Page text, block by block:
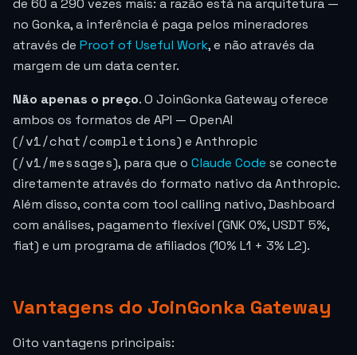
de 60 a 290 vezes mais: a razão está na arquitetura —
no Gonka, a inferência é paga pelos mineradores
através de Proof of Useful Work, e não através da
margem de um data center.
Não apenas o preço. O JoinGonka Gateway oferece
ambos os formatos de API — OpenAI
(/v1/chat/completions) e Anthropic
(/v1/messages), para que o Claude Code se conecte
diretamente através do formato nativo da Anthropic.
Além disso, conta com tool calling nativo, Dashboard
com análises, pagamento flexível (GNK 0%, USDT 5%,
fiat) e um programa de afiliados (10% L1 + 3% L2).
Vantagens do JoinGonka Gateway
Oito vantagens principais: